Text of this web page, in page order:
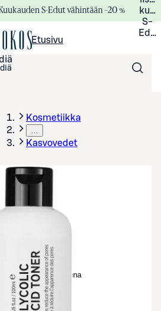
S-Edut vähintään –20 %
S-
Etusivu
Kosmetiikka
…
Kasvovedet
suurennettuna